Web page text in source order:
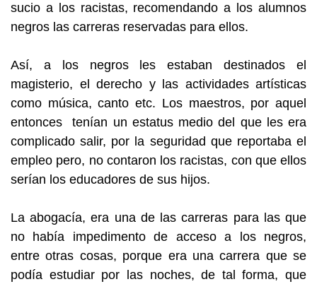
sucio a los racistas, recomendando a los alumnos
negros las carreras reservadas para ellos.
Así, a los negros les estaban destinados el
magisterio, el derecho y las actividades artísticas
como música, canto etc. Los maestros, por aquel
entonces tenían un estatus medio del que les era
complicado salir, por la seguridad que reportaba el
empleo pero, no contaron los racistas, con que ellos
serían los educadores de sus hijos.
La abogacía, era una de las carreras para las que
no había impedimento de acceso a los negros,
entre otras cosas, porque era una carrera que se
podía estudiar por las noches, de tal forma, que